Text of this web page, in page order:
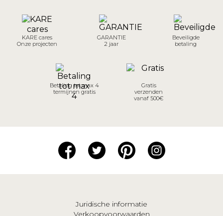
KARE cares
Onze projecten
GARANTIE
2 jaar
Beveiligde
betaling
Betaling tot max 4
termijnen gratis
Gratis
verzenden
vanaf 500€
Juridische informatie
Verkoopvoorwaarden